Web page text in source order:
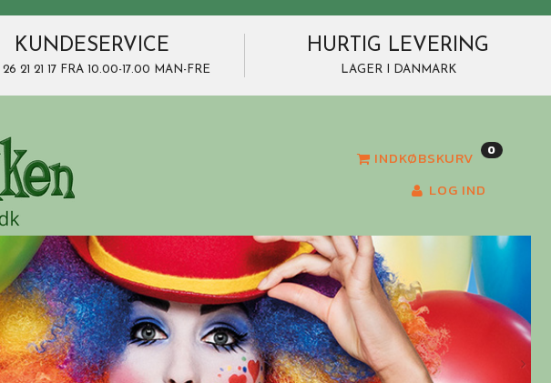
KUNDESERVICE
26 21 21 17 FRA 10.00-17.00 MAN-FRE
HURTIG LEVERING
LAGER I DANMARK
INDKØBSKURV 0
LOG IND